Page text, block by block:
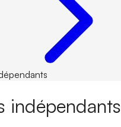
indépendants